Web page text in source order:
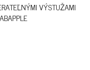
VÝSTUŽAMI